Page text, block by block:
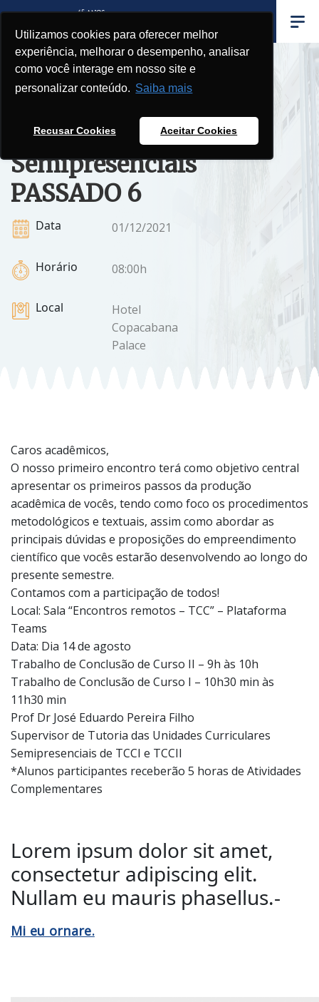
Utilizamos cookies para oferecer melhor
experiência, melhorar o desempenho, analisar
como você interage em nosso site e
personalizar conteúdo. Saiba mais
Recusar Cookies Aceitar Cookies
das Disciplinas
Semipresenciais
PASSADO 6
Data 01/12/2021
Horário 08:00h
Local
Hotel
Copacabana
Palace
Caros acadêmicos,
O nosso primeiro encontro terá como objetivo central
apresentar os ​primeiros passos da produção
acadêmica de vocês, tendo como foco os procedimentos
metodológicos e textuais, assim como abordar as ​
principais dúvidas e proposições do empreendimento
científico que vocês estarão desenvolvendo ao longo do
presente semestre.
Contamos com a participação de todos!
Local: Sala “Encontros remotos – TCC” – Plataforma
Teams
Data: Dia 14 de agosto
Trabalho de Conclusão de Curso II – 9h às 10h
Trabalho de Conclusão de Curso I – 10h30 min às
11h30 min
Prof Dr José Eduardo Pereira Filho
Supervisor de Tutoria das Unidades Curriculares
Semipresenciai​s de TCCI e TCCII
*Alunos participantes receberão 5 horas de Atividades
Complementares
Lorem ipsum dolor sit amet,
consectetur adipiscing elit.
Nullam eu mauris phasellus.-
Mi eu ornare.